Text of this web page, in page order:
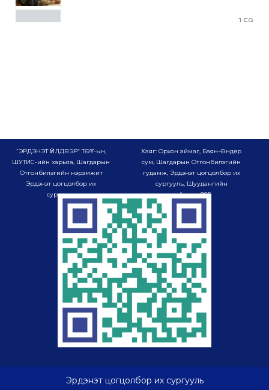
1:59
Мэдээллийн технологи 1:25
Уурхайн цахилгаан тоног төхөөрөмжийн ашиглалт
Цахилгаан системийн автоматжуулалт
Хамтарсан хөтөлбөр
Сургуулийн танилцуулга 2024 04
"Оюу Толгой" хамтарсан хөтөлбөр
ЧМТ ISO 9001-2015
“ЭРДЭНЭТ ҮЙЛДВЭР” ТӨҮГ-ын,
ШУТИС-ийн харьяа, Шагдарын
Отгонбилэгийн нэрэмжит
Эрдэнэт цогцолбор их
сургууль
Хаяг: Орхон аймаг, Баян-Өндөр
сум, Шагдарын Отгонбилэгийн
гудамж, Эрдэнэт цогцолбор их
сургууль, Шуудангийн
хайрцаг-985
Эрдэнэт цогцолбор их сургууль